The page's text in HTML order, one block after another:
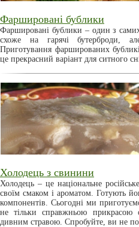
Фаршировані бублики
Фаршировані бублики – один з
схоже на гарячі бутерброди,
Приготування фаршированих
це прекрасний варіант для ситного
Холодець з свинини
Холодець – це національне
своїм смаком і ароматом. Готують
компонентів. Сьогодні ми
не тільки справжньою прикрасою
дивним стравою. Спробуйте, ви не